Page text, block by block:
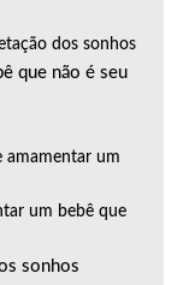
dos sonhos
que não é seu
amamentar um
um bebê que
sonhos